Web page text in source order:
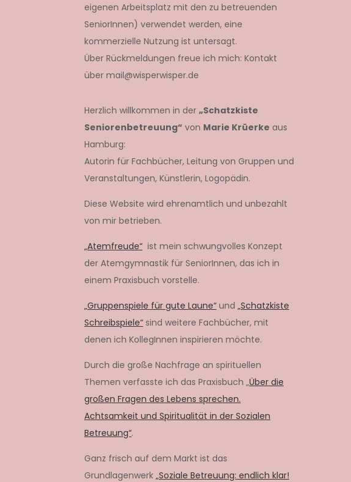
eigenen Arbeitsplatz mit den zu betreuenden
SeniorInnen) verwendet werden, eine
kommerzielle Nutzung ist untersagt.
Über Rückmeldungen freue ich mich: Kontakt
über mail@wisperwisper.de
Herzlich willkommen in der „Schatzkiste
Seniorenbetreuung“ von Marie Krüerke aus
Hamburg:
Autorin für Fachbücher, Leitung von Gruppen und
Veranstaltungen, Künstlerin, Logopädin.
Diese Website wird ehrenamtlich und unbezahlt
von mir betrieben.
„Atemfreude“ ist mein schwungvolles Konzept
der Atemgymnastik für SeniorInnen, das ich in
einem Praxisbuch vorstelle.
„Gruppenspiele für gute Laune“ und „Schatzkiste
Schreibspiele“ sind weitere Fachbücher, mit
denen ich KollegInnen inspirieren möchte.
Durch die große Nachfrage an spirituellen
Themen verfasste ich das Praxisbuch „Über die
großen Fragen des Lebens sprechen.
Achtsamkeit und Spiritualität in der Sozialen
Betreuung“.
Ganz frisch auf dem Markt ist das
Grundlagenwerk „Soziale Betreuung: endlich klar!